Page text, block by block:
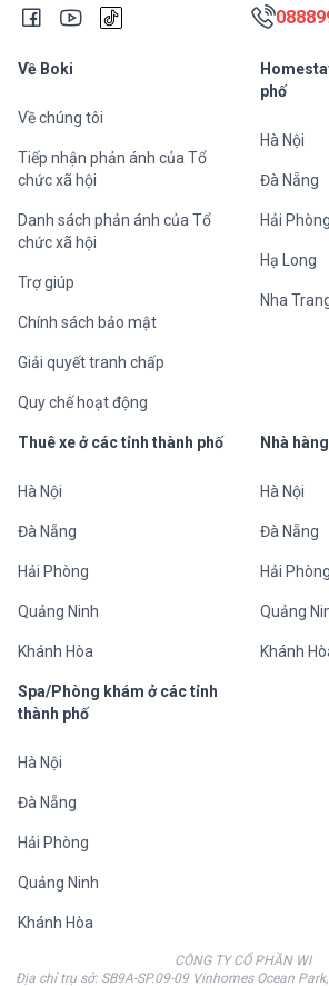
Về Boki
Về chúng tôi
Tiếp nhận phản ánh của Tổ
chức xã hội
Danh sách phản ánh của Tổ
chức xã hội
Trợ giúp
Chính sách bảo mật
Giải quyết tranh chấp
Quy chế hoạt động
phố
Hà Nội
Đà Nẵng
Hải Phòng
Hạ Long
Nha
Thuê xe ở các tỉnh thành phố
Hà Nội
Đà Nẵng
Hải Phòng
Quảng Ninh
Khánh Hòa
Nhà
Hà Nội
Đà Nẵng
Hải Phòng
Quảng
Khánh
Spa/Phòng khám ở các tỉnh
thành phố
Hà Nội
Đà Nẵng
Hải Phòng
Quảng Ninh
Khánh Hòa
CÔNG TY CỔ PHẦN WI
Địa chỉ trụ sở: SB9A-SP.09-09 Vinhomes Ocean